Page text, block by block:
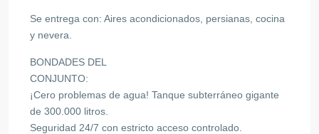
Se entrega con: Aires acondicionados, persianas, cocina
y nevera.
BONDADES DEL
CONJUNTO:
¡Cero problemas de agua! Tanque subterráneo gigante
de 300.000 litros.
Seguridad 24/7 con estricto acceso controlado.